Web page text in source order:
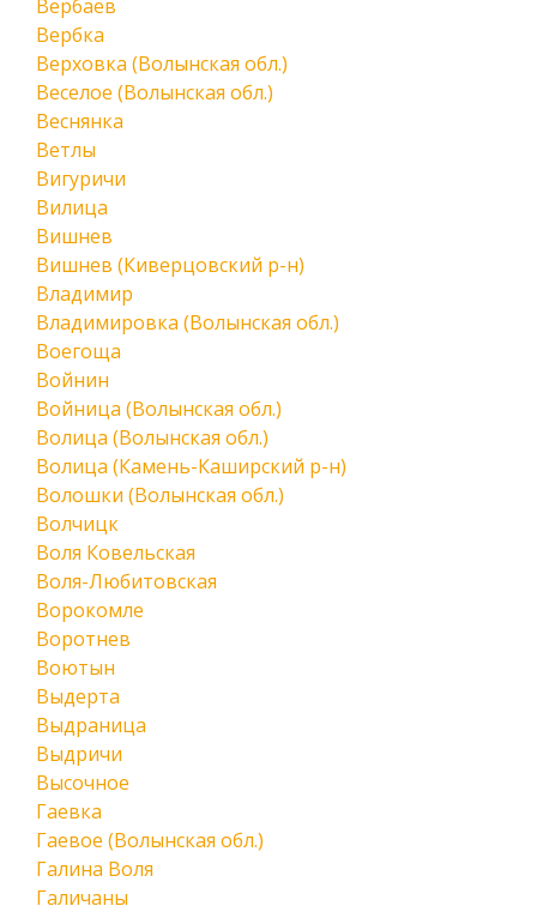
Вербаев
Вербка
Верховка (Волынская обл.)
Веселое (Волынская обл.)
Веснянка
Ветлы
Вигуричи
Вилица
Вишнев
Вишнев (Киверцовский р-н)
Владимир
Владимировка (Волынская обл.)
Воегоща
Войнин
Войница (Волынская обл.)
Волица (Волынская обл.)
Волица (Камень-Каширский р-н)
Волошки (Волынская обл.)
Волчицк
Воля Ковельская
Воля-Любитовская
Ворокомле
Воротнев
Воютын
Выдерта
Выдраница
Выдричи
Высочное
Гаевка
Гаевое (Волынская обл.)
Галина Воля
Галичаны